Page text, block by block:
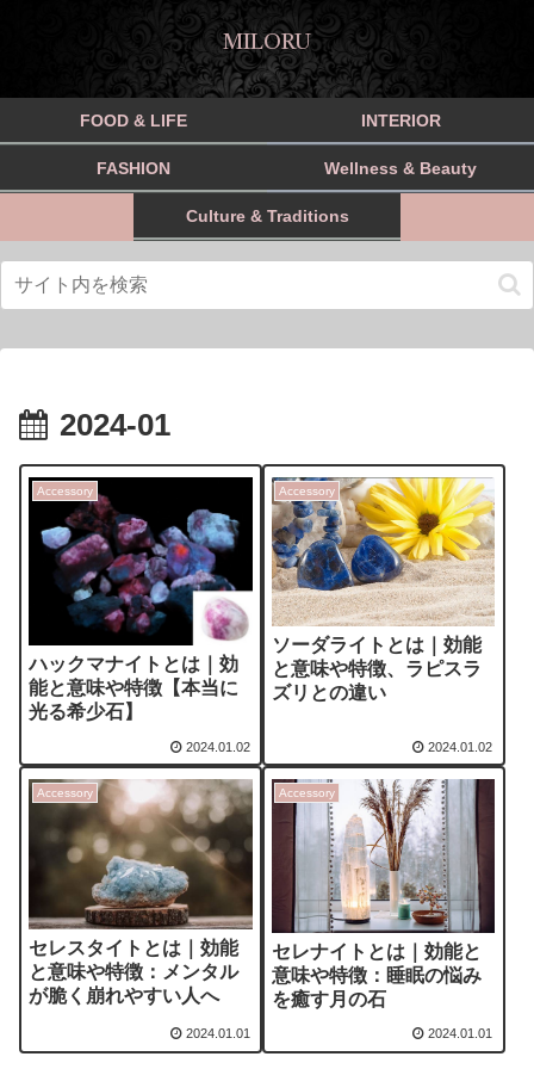
MILORU
FOOD & LIFE INTERIOR
FASHION Wellness & Beauty
Culture & Traditions
2024-01
Accessory
ハックマナイトとは｜効
能と意味や特徴【本当に
光る希少石】
2024.01.02
Accessory
ソーダライトとは｜効能
と意味や特徴、ラピスラ
ズリとの違い
2024.01.02
Accessory
セレスタイトとは｜効能
と意味や特徴：メンタル
が脆く崩れやすい人へ
2024.01.01
Accessory
セレナイトとは｜効能と
意味や特徴：睡眠の悩み
を癒す月の石
2024.01.01